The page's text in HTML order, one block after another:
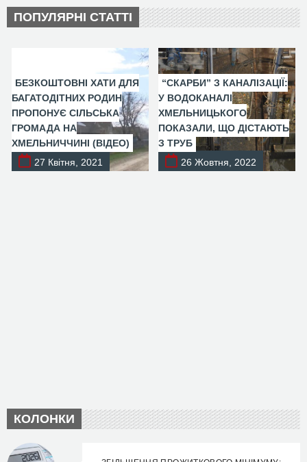
ПОПУЛЯРНІ СТАТТІ
БЕЗКОШТОВНІ ХАТИ ДЛЯ
БАГАТОДІТНИХ РОДИН
ПРОПОНУЄ СІЛЬСЬКА
ГРОМАДА НА
ХМЕЛЬНИЧЧИНІ (ВІДЕО)
27 Квітня, 2021
“СКАРБИ” З КАНАЛІЗАЦІЇ:
У ВОДОКАНАЛІ
ХМЕЛЬНИЦЬКОГО
ПОКАЗАЛИ, ЩО ДІСТАЮТЬ
З ТРУБ
26 Жовтня, 2022
КОЛОНКИ